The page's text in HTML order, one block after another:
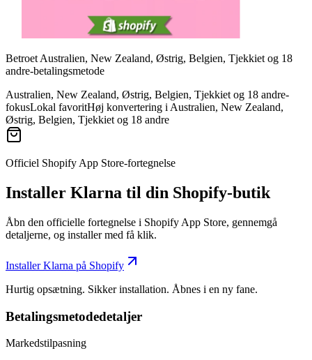
Betroet Australien, New Zealand, Østrig, Belgien, Tjekkiet og 18
andre-betalingsmetode
Australien, New Zealand, Østrig, Belgien, Tjekkiet og 18 andre-
fokusLokal favoritHøj konvertering i Australien, New Zealand,
Østrig, Belgien, Tjekkiet og 18 andre
Officiel Shopify App Store-fortegnelse
Installer Klarna til din Shopify-butik
Åbn den officielle fortegnelse i Shopify App Store, gennemgå
detaljerne, og installer med få klik.
Installer Klarna på Shopify
Hurtig opsætning. Sikker installation. Åbnes i en ny fane.
Betalingsmetodedetaljer
Markedstilpasning